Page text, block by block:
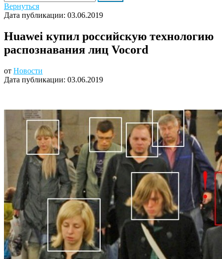
Вернуться
Дата публикации: 03.06.2019
Huawei купил российскую технологию
распознавания лиц Vocord
от Новости
Дата публикации: 03.06.2019